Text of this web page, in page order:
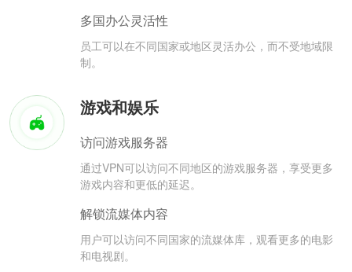
多国办公灵活性
员工可以在不同国家或地区灵活办公，而不受地域限
制。
游戏和娱乐
访问游戏服务器
通过VPN可以访问不同地区的游戏服务器，享受更多
游戏内容和更低的延迟。
解锁流媒体内容
用户可以访问不同国家的流媒体库，观看更多的电影
和电视剧。